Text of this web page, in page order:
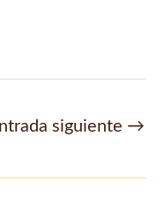
siguiente →